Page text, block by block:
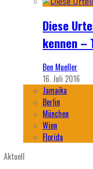
Diese
kennen –
Ben Mueller
16. Juli 2016
Jamaika
Berlin
München
Wien
Florida
Aktuell